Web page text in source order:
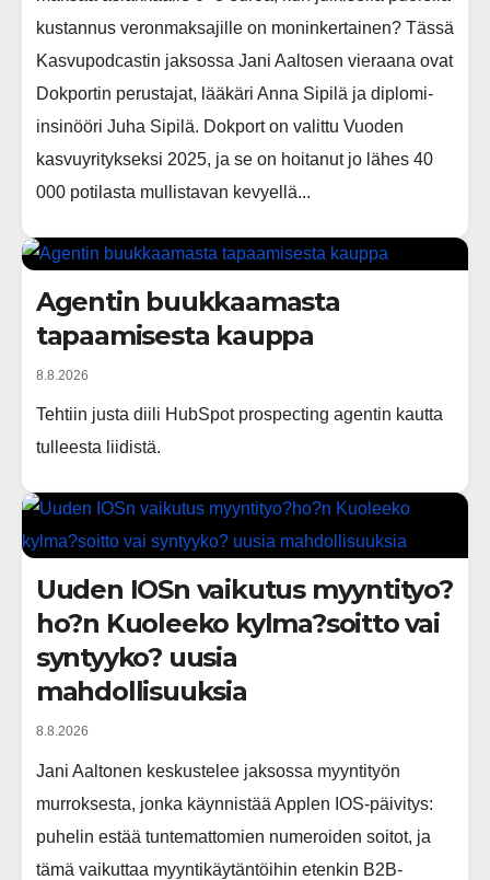
kustannus veronmaksajille on moninkertainen? Tässä
Kasvupodcastin jaksossa Jani Aaltosen vieraana ovat
Dokportin perustajat, lääkäri Anna Sipilä ja diplomi-
insinööri Juha Sipilä. Dokport on valittu Vuoden
kasvuyritykseksi 2025, ja se on hoitanut jo lähes 40
000 potilasta mullistavan kevyellä...
Agentin buukkaamasta
tapaamisesta kauppa
8.8.2026
Tehtiin justa diili HubSpot prospecting agentin kautta
tulleesta liidistä.
Uuden IOSn vaikutus myyntityo?
ho?n Kuoleeko kylma?soitto vai
syntyyko? uusia
mahdollisuuksia
8.8.2026
Jani Aaltonen keskustelee jaksossa myyntityön
murroksesta, jonka käynnistää Applen IOS-päivitys:
puhelin estää tuntemattomien numeroiden soitot, ja
tämä vaikuttaa myyntikäytäntöihin etenkin B2B-